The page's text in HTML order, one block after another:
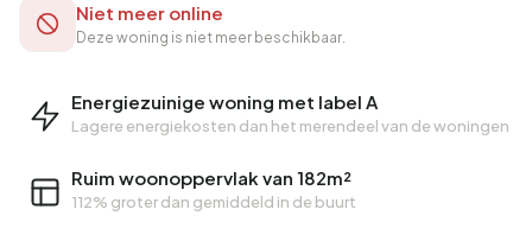
Energiezuinige woning met label A
Lagere energiekosten dan het merendeel van de woningen
Ruim woonoppervlak van 182m²
112% groter dan gemiddeld in de buurt
Niet meer online
Deze woning is niet meer beschikbaar.